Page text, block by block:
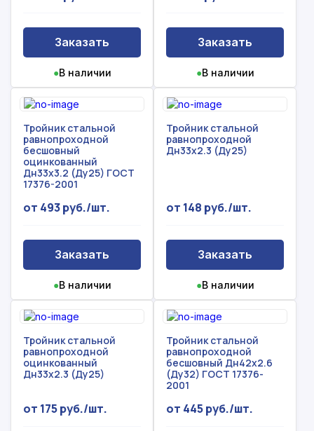
Заказать
●В наличии
Заказать
●В наличии
Тройник стальной
равнопроходной
бесшовный
оцинкованный
Дн33х3.2 (Ду25) ГОСТ
17376-2001
от 493 руб./шт.
Заказать
●В наличии
Тройник стальной
равнопроходной
Дн33х2.3 (Ду25)
от 148 руб./шт.
Заказать
●В наличии
Тройник стальной
равнопроходной
оцинкованный
Дн33х2.3 (Ду25)
от 175 руб./шт.
Тройник стальной
равнопроходной
бесшовный Дн42х2.6
(Ду32) ГОСТ 17376-
2001
от 445 руб./шт.